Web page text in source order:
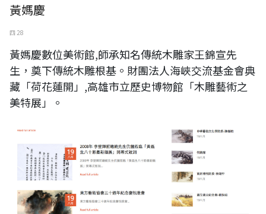
黃媽慶
四 28
黃媽慶數位美術館,師承知名傳統木雕家王錦宣先
生，奠下傳統木雕根基。財團法人海峽交流基金會典
藏「荷花蓮開」,高雄市立歷史博物館「木雕藝術之
美特展」。